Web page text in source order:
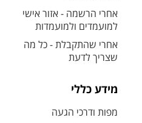
אחרי הרשמה - אזור אישי
למועמדים ולמועמדות
אחרי שהתקבלת - כל מה
שצריך לדעת
מידע כללי
מפות ודרכי הגעה